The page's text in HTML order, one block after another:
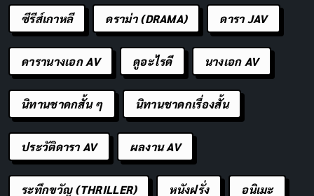
นาวเวล มาดานี (Nawell Madani) คือกระดูกสันหลังที่แบก
หนังทั้งเรื่องไว้ไม่ให้พังลงอย่างสมบูรณ์ ในบทจาดา เธอ
ถ่ายทอดความอ่อนล้าทางกายและใจของแม่ที่ต่อสู้กับโรค
ร้ายของลูกได้อย่างน่าทึ่ง ตั้งแต่แววตาที่ว่างเปล่าขณะนั่งรอ
ผลตรวจ ไปจนถึงช่วงเวลาที่ความหวังริบหรี่ลงทุกขณะ
มาดานีไม่เคยแสดงเกินจริงหรือน้อยเกินไปแม้แต่ฉากเดียว
และสิ่งที่น่าชื่นชมที่สุดคือเธอยังคงยึดมั่นในบทบาทของตัว
ซีรีส์เกาหลี ดราม่า (DRAMA) ดารา JAV
ดารานางเอก AV ดูอะไรดี นางเอก AV
นิทานชาดกสั้น ๆ นิทานชาดกเรื่องสั้น
ประวัติดารา AV ผลงาน AV
ระทึกขวัญ (THRILLER) หนังฝรั่ง อนิเมะ